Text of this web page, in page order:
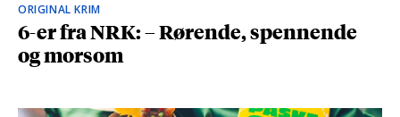
ORIGINAL KRIM
6-er fra NRK: – Rørende, spennende
og morsom